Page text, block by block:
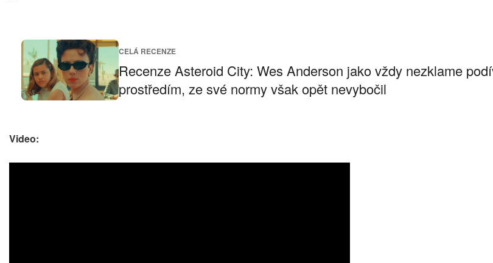
CELÁ RECENZE
Recenze Asteroid City: Wes Anderson jako vždy nezklame
prostředím, ze své normy však opět nevybočil
Video: